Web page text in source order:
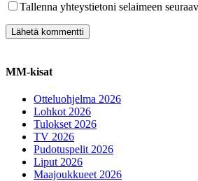
Tallenna yhteystietoni selaimeen
MM-kisat
Otteluohjelma 2026
Lohkot 2026
Tulokset 2026
TV 2026
Pudotuspelit 2026
Liput 2026
Maajoukkueet 2026